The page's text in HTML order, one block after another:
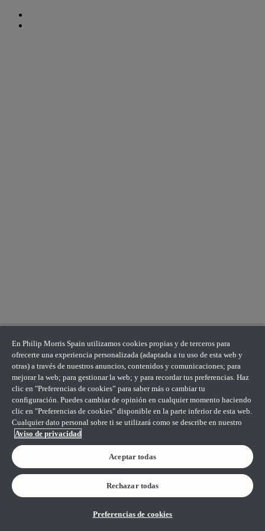
En Philip Morris Spain utilizamos cookies propias y de terceros para
ofrecerte una experiencia personalizada (adaptada a tu uso de esta web y
otras) a través de nuestros anuncios, contenidos y comunicaciones; para
mejorar la web; para gestionar la web; y para recordar tus preferencias. Haz
clic en "Preferencias de cookies” para saber más o cambiar tu
configuración. Puedes cambiar de opinión en cualquier momento haciendo
clic en "Preferencias de cookies" disponible en la parte inferior de esta web.
Cualquier dato personal sobre ti se utilizará como se describe en nuestro
Aviso de privacidad
Aceptar todas
Rechazar todas
Preferencias de cookies